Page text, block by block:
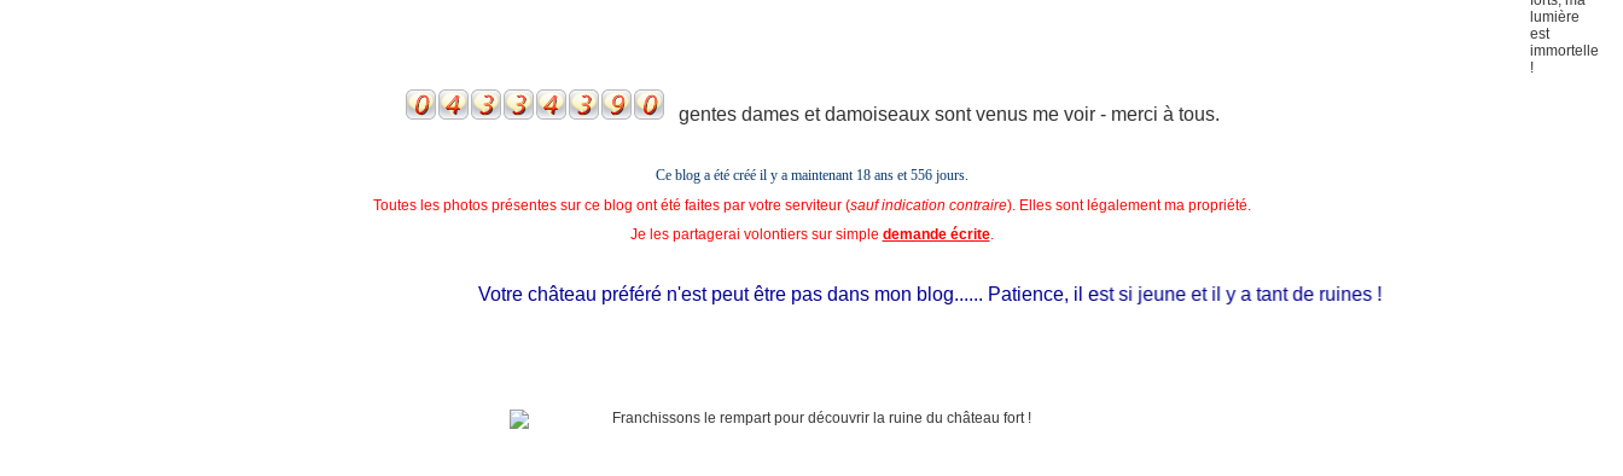
gentes dames et damoiseaux sont venus me voir - merci à tous.
Ce blog a été créé il y a maintenant 18 ans et556 jours.
Toutes les photos présentes sur ce blog ont été faites par votre serviteur (sauf indication contraire). Elles sont légalement ma propriété.
Je les partagerai volontiers sur simple demande écrite.
Votre château préféré n'est peut être pas dans mon blog...... Patience, il est si jeune et il y a tant de ruines !